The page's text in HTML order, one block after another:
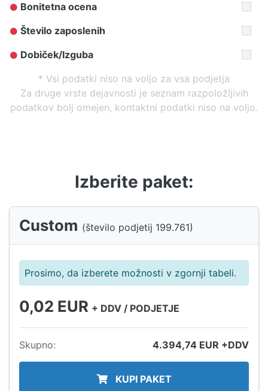
Bonitetna ocena
Število zaposlenih
Dobiček/Izguba
* Vsi podatki niso na voljo za vsa podjetja
Za druge vrste dejavnosti je seznam razpoložljivih
podatkov bolj omejen, kontaktni podatki niso na voljo.
Izberite paket:
Custom (število podjetij 199.761)
Prosimo, da izberete možnosti v zgornji tabeli.
0,02 EUR + DDV / PODJETJE
Skupno: 4.394,74 EUR +DDV
KUPI PAKET